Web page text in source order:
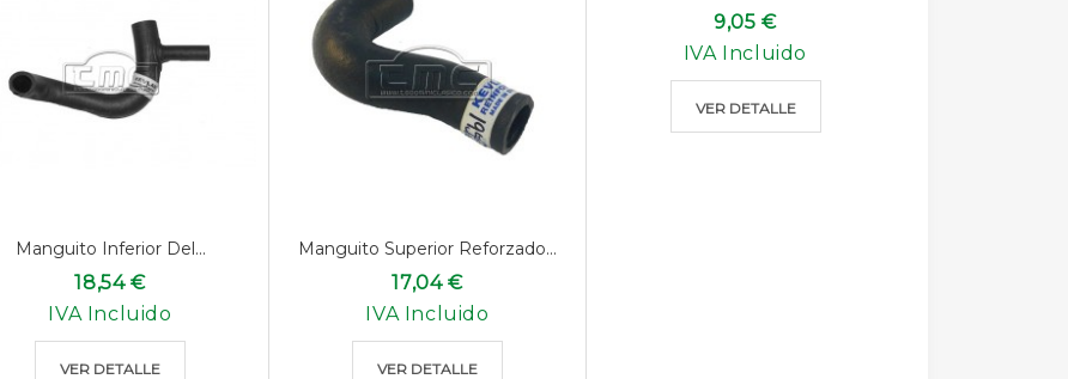
Manguito Inferior Del...
18,54 €
IVA Incluido
VER DETALLE
Manguito Superior Reforzado...
17,04 €
IVA Incluido
VER DETALLE
9,05 €
IVA Incluido
VER DETALLE